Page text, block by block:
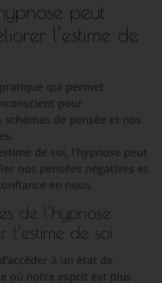
peut
l’estime de
qui permet
pour
de pensée et nos
de soi, l’hypnose peut
nos pensées négatives et
en nous.
de l’hypnose
l’estime de soi
à un état de
où notre esprit est plus